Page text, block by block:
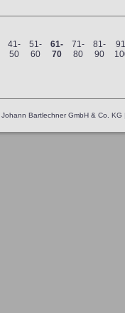
41-
50
51-
60
61-
70
71-
80
81-
90
Johann Bartlechner GmbH & Co.